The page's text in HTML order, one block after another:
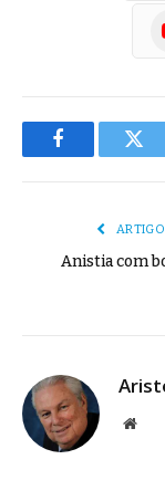
Facebook
Anistia com
Site